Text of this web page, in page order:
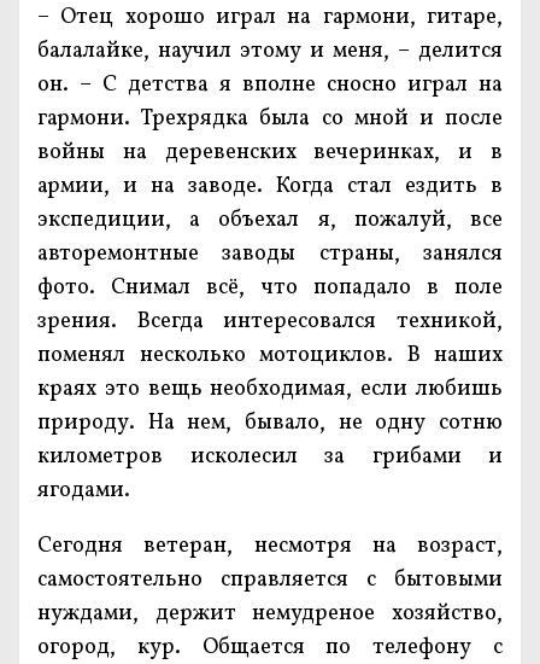
– Отец хорошо играл на гармони, гитаре,
балалайке, научил этому и меня, – делится
он. – С детства я вполне сносно играл на
гармони. Трехрядка была со мной и после
войны на деревенских вечеринках, и в
армии, и на заводе. Когда стал ездить в
экспедиции, а объехал я, пожалуй, все
авторемонтные заводы страны, занялся
фото. Снимал всё, что попадало в поле
зрения. Всегда интересовался техникой,
поменял несколько мотоциклов. В наших
краях это вещь необходимая, если любишь
природу. На нем, бывало, не одну сотню
километров исколесил за грибами и
ягодами.
Сегодня ветеран, несмотря на возраст,
самостоятельно справляется с бытовыми
нуждами, держит немудреное хозяйство,
огород, кур. Общается по телефону с